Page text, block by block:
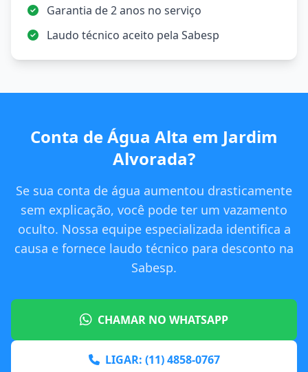
Garantia de 2 anos no serviço
Laudo técnico aceito pela Sabesp
Conta de Água Alta em Jardim
Alvorada?
Se sua conta de água aumentou drasticamente
sem explicação, você pode ter um vazamento
oculto. Nossa equipe especializada identifica a
causa e fornece laudo técnico para desconto na
Sabesp.
CHAMAR NO WHATSAPP
LIGAR: (11) 4858-0767